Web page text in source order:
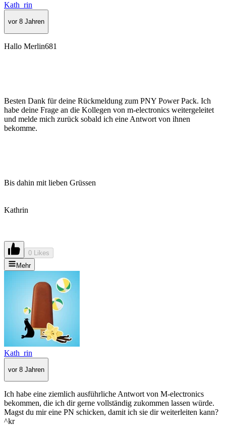
Kath_rin
vor 8 Jahren
Hallo Merlin681
Besten Dank für deine Rückmeldung zum PNY Power Pack. Ich
habe deine Frage an die Kollegen von m-electronics weitergeleitet
und melde mich zurück sobald ich eine Antwort von ihnen
bekomme.
Bis dahin mit lieben Grüssen
Kathrin
0 Likes
Mehr
Kath_rin
vor 8 Jahren
Ich habe eine ziemlich ausführliche Antwort von M-electronics
bekommen, die ich dir gerne vollständig zukommen lassen würde.
Magst du mir eine PN schicken, damit ich sie dir weiterleiten kann?
^kr